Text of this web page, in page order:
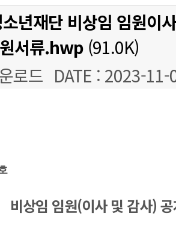
년재단 비상임 임원이
서류.hwp (91.0K)
로드 DATE : 2023-
비상임 임원(이사 및 감사)